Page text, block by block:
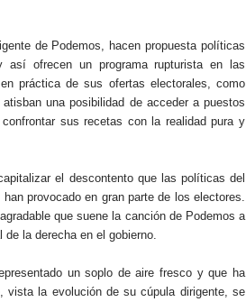
de Podemos, hacen propuesta políticas
ofrecen un programa rupturista en las
práctica de sus ofertas electorales, como
una posibilidad de acceder a puestos
sus recetas con la realidad pura y
el descontento que las políticas del
provocado en gran parte de los electores.
que suene la canción de Podemos a
la derecha en el gobierno.
un soplo de aire fresco y que ha
vista la evolución de su cúpula dirigente, se